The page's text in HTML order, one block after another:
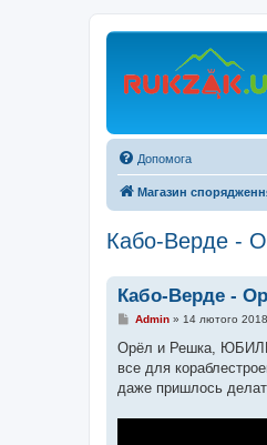
Допомога
Магазин
Кабо-Верде -
Кабо-Верде -
П
в
і
д
о
Admin» 14 лютого
Орёл и Решка,
все для
даже пришлось